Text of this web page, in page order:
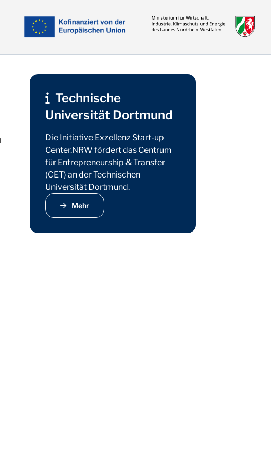
Technische
Universität Dortmund
Die Initiative Exzellenz Start-up
Center.NRW fördert das Centrum
für Entrepreneurship & Transfer
(CET) an der Technischen
Universität Dortmund.
Mehr